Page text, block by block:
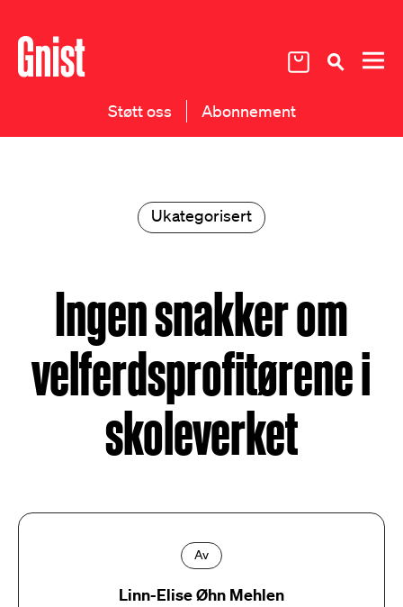
Støtt oss Abonnement
Ukategorisert
Ingen snakker om
velferdsprofitørene i
skoleverket
Av
Linn-Elise Øhn Mehlen